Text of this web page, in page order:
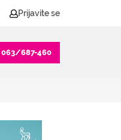
Prijavite se
063/687-460